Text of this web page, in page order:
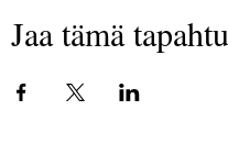
Jaa tämä